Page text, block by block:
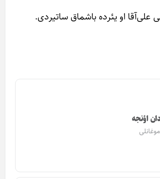
او یئرده باشماق ساتیردی.
اؤنجه